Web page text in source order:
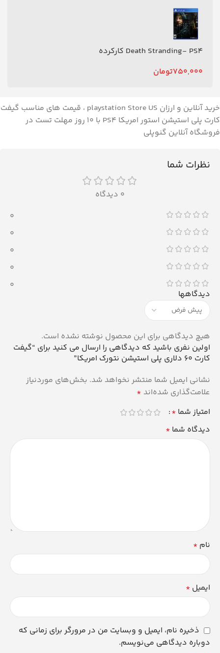
Death Stranding- PS4 کارکرده
750,000تومان
خرید آنلاین و ارزان playstation Store US ، قیمت های مناسب گیفت
کارت پلی استیشن استور امریکا PS4 با ۱۰ روز مهلت تست در
فروشگاه آنلاین گنوپلی
نظرات شما
0 دیدگاه
0
0
0
0
0
دیدگاهها
هیچ دیدگاهی برای این محصول نوشته نشده است.
اولین نفری باشید که دیدگاهی را ارسال می کنید برای “گیفت
کارت 60 دلاری پلی استیشن نتورک امریکا”
نشانی ایمیل شما منتشر نخواهد شد. بخش‌های موردنیاز
علامت‌گذاری شده‌اند *
امتیاز شما *
دیدگاه شما *
نام *
ایمیل *
ذخیره نام، ایمیل و وبسایت من در مرورگر برای زمانی که
دوباره دیدگاهی می‌نویسم.